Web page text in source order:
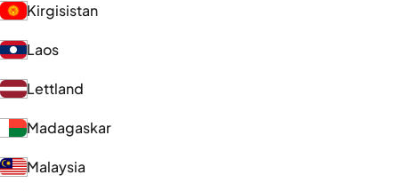
Kirgisistan
Laos
Lettland
Madagaskar
Malaysia